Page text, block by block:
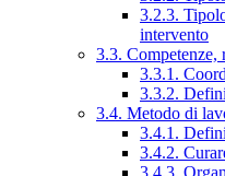
3.2.3.
intervento
3.3.
3.3.1.
3.3.2.
3.4. Metodo di
3.4.1.
3.4.2.
3.4.3.